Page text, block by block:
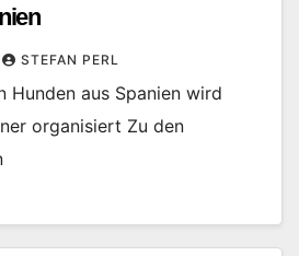
STEFAN PERL
Hunden aus Spanien wird
organisiert Zu den